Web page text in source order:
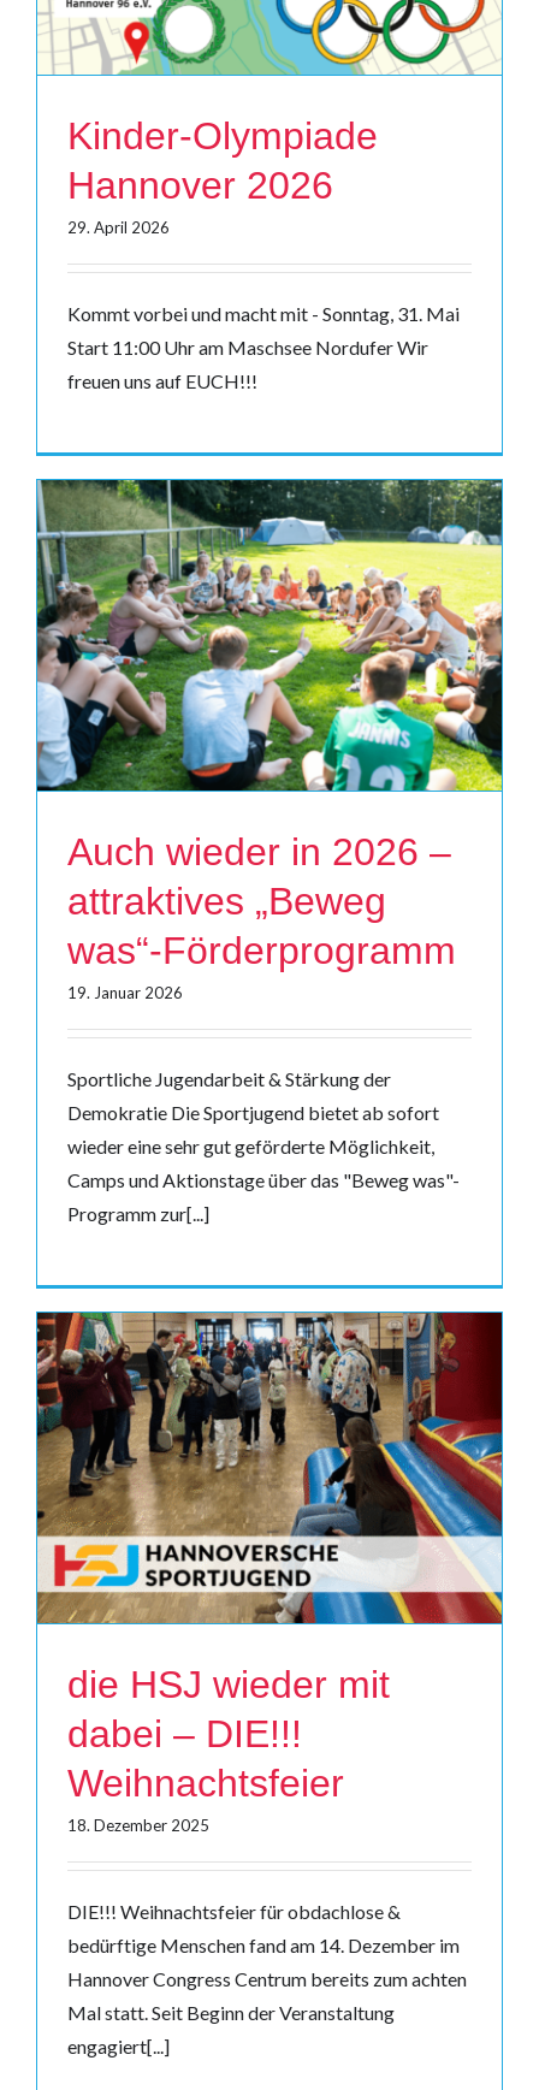
Kinder-Olympiade
Hannover 2026
29. April 2026
Kommt vorbei und macht mit - Sonntag, 31. Mai
Start 11:00 Uhr am Maschsee Nordufer Wir
freuen uns auf EUCH!!!
Auch wieder in 2026 –
attraktives „Beweg
was“-Förderprogramm
19. Januar 2026
Sportliche Jugendarbeit & Stärkung der
Demokratie Die Sportjugend bietet ab sofort
wieder eine sehr gut geförderte Möglichkeit,
Camps und Aktionstage über das "Beweg was"-
Programm zur[...]
die HSJ wieder mit
dabei – DIE!!!
Weihnachtsfeier
18. Dezember 2025
DIE!!! Weihnachtsfeier für obdachlose &
bedürftige Menschen fand am 14. Dezember im
Hannover Congress Centrum bereits zum achten
Mal statt. Seit Beginn der Veranstaltung
engagiert[...]